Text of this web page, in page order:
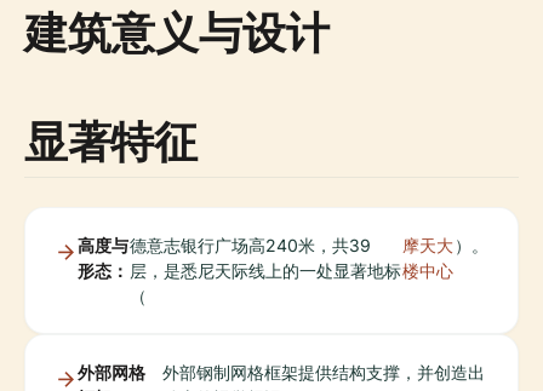
建筑意义与设计
显著特征
高度与
形态：
德意志银行广场高240米，共39
层，是悉尼天际线上的一处显著地标
（
摩天大
楼中心
）。
外部网格
外部钢制网格框架提供结构支撑，并创造出